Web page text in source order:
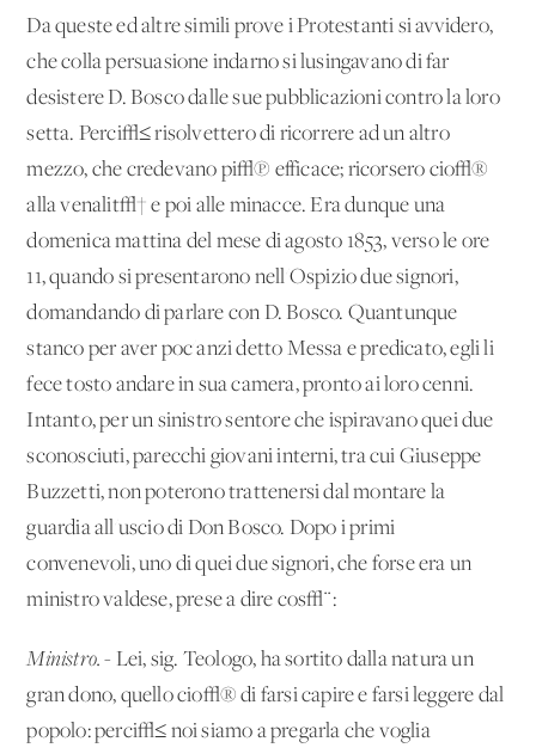
Da queste ed altre simili prove i Protestanti si avvidero,
che colla persuasione indarno si lusingavano di far
desistere D. Bosco dalle sue pubblicazioni contro la loro
setta. Perci√≤ risolvettero di ricorrere ad un altro
mezzo, che credevano pi√π efficace; ricorsero cio√®
alla venalit√† e poi alle minacce. Era dunque una
domenica mattina del mese di agosto 1853, verso le ore
11, quando si presentarono nell'Ospizio due signori,
domandando di parlare con D. Bosco. Quantunque
stanco per aver poc'anzi detto Messa e predicato, egli li
fece tosto andare in sua camera, pronto ai loro cenni.
Intanto, per un sinistro sentore che ispiravano quei due
sconosciuti, parecchi giovani interni, tra cui Giuseppe
Buzzetti, non poterono trattenersi dal montare la
guardia all'uscio di Don Bosco. Dopo i primi
convenevoli, uno di quei due signori, che forse era un
ministro valdese, prese a dire cos√¨:
Ministro.- Lei, sig. Teologo, ha sortito dalla natura un
gran dono, quello cio√® di farsi capire e farsi leggere dal
popolo: perci√≤ noi siamo a pregarla che voglia